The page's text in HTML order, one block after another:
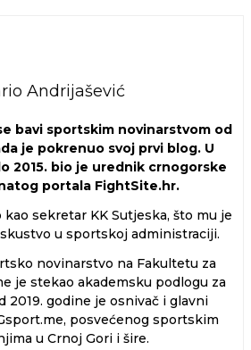
Andrijašević
bavi sportskim novinarstvom od
je pokrenuo svoj prvi blog. U
2015. bio je urednik crnogorske
portala FightSite.hr.
sekretar KK Sutjeska, što mu je
u sportskoj administraciji.
novinarstvo na Fakultetu za
je stekao akademsku podlogu za
2019. godine je osnivač i glavni
posvećenog sportskim
u Crnoj Gori i šire.